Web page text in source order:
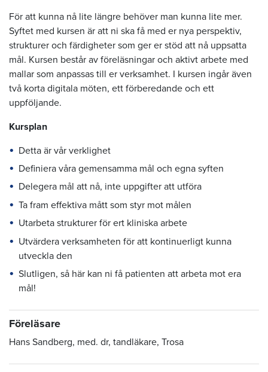
För att kunna nå lite längre behöver man kunna lite mer.
Syftet med kursen är att ni ska få med er nya perspektiv,
strukturer och färdigheter som ger er stöd att nå uppsatta
mål. Kursen består av föreläsningar och aktivt arbete med
mallar som anpassas till er verksamhet. I kursen ingår även
två korta digitala möten, ett förberedande och ett
uppföljande.
Kursplan
Detta är vår verklighet
Definiera våra gemensamma mål och egna syften
Delegera mål att nå, inte uppgifter att utföra
Ta fram effektiva mått som styr mot målen
Utarbeta strukturer för ert kliniska arbete
Utvärdera verksamheten för att kontinuerligt kunna
utveckla den
Slutligen, så här kan ni få patienten att arbeta mot era
mål!
Föreläsare
Hans Sandberg, med. dr, tandläkare, Trosa